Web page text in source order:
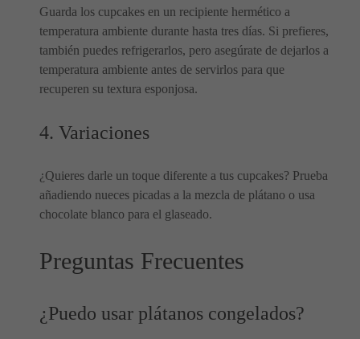
Guarda los cupcakes en un recipiente hermético a
temperatura ambiente durante hasta tres días. Si prefieres,
también puedes refrigerarlos, pero asegúrate de dejarlos a
temperatura ambiente antes de servirlos para que
recuperen su textura esponjosa.
4. Variaciones
¿Quieres darle un toque diferente a tus cupcakes? Prueba
añadiendo nueces picadas a la mezcla de plátano o usa
chocolate blanco para el glaseado.
Preguntas Frecuentes
¿Puedo usar plátanos congelados?